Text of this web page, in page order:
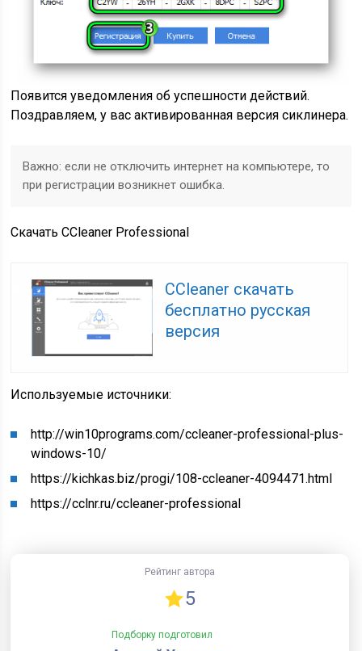
Появится уведомления об успешности действий.
Поздравляем, у вас активированная версия сиклинера.
Важно: если не отключить интернет на компьютере, то
при регистрации возникнет ошибка.
Скачать CCleaner Professional
CCleaner скачать
бесплатно русская
версия
Используемые источники:
http://win10programs.com/ccleaner-professional-plus-
windows-10/
https://kichkas.biz/progi/108-ccleaner-4094471.html
https://cclnr.ru/ccleaner-professional
Рейтинг автора
5
Подборку подготовил